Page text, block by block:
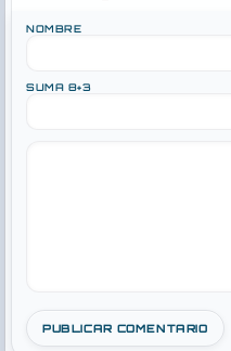
NOMBRE
SUMA 8+3